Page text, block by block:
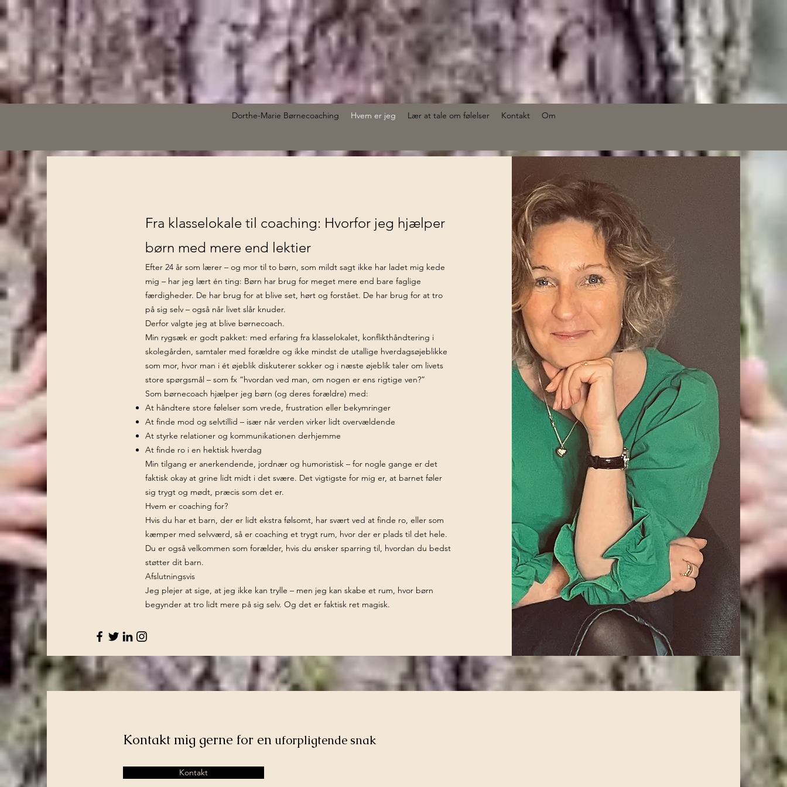
Dorthe-Marie Børnecoaching Hvem er jeg Lær at tale om følelser Kontakt Om
Fra klasselokale til coaching: Hvorfor jeg hjælper
børn med mere end lektier
Efter 24 år som lærer – og mor til to børn, som mildt sagt ikke har ladet mig kede
mig – har jeg lært én ting: Børn har brug for meget mere end bare faglige
færdigheder. De har brug for at blive set, hørt og forstået. De har brug for at tro
på sig selv – også når livet slår knuder.
Derfor valgte jeg at blive børnecoach.
Min rygsæk er godt pakket: med erfaring fra klasselokalet, konflikthåndtering i
skolegården, samtaler med forældre og ikke mindst de utallige hverdagsøjeblikke
som mor, hvor man i ét øjeblik diskuterer sokker og i næste øjeblik taler om livets
store spørgsmål – som fx “hvordan ved man, om nogen er ens rigtige ven?”
Som børnecoach hjælper jeg børn (og deres forældre) med:
At håndtere store følelser som vrede, frustration eller bekymringer
At finde mod og selvtillid – især når verden virker lidt overvældende
At styrke relationer og kommunikationen derhjemme
At finde ro i en hektisk hverdag
Min tilgang er anerkendende, jordnær og humoristisk – for nogle gange er det
faktisk okay at grine lidt midt i det svære. Det vigtigste for mig er, at barnet føler
sig trygt og mødt, præcis som det er.
Hvem er coaching for?
Hvis du har et barn, der er lidt ekstra følsomt, har svært ved at finde ro, eller som
kæmper med selvværd, så er coaching et trygt rum, hvor der er plads til det hele.
Du er også velkommen som forælder, hvis du ønsker sparring til, hvordan du bedst
støtter dit barn.
Afslutningsvis
Jeg plejer at sige, at jeg ikke kan trylle – men jeg kan skabe et rum, hvor børn
begynder at tro lidt mere på sig selv. Og det er faktisk ret magisk.
Kontakt mig gerne for en uforpligtende snak
Kontakt